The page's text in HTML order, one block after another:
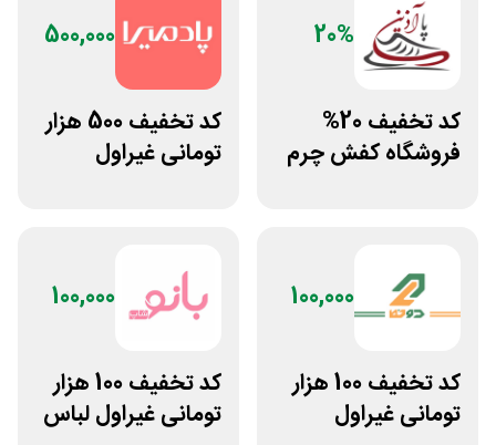
20%
کد تخفیف 20%
فروشگاه کفش چرم
500,000
کد تخفیف 500 هزار
تومانی غیراول
100,000
کد تخفیف 100 هزار
تومانی غیراول
100,000
کد تخفیف 100 هزار
تومانی غیراول لباس